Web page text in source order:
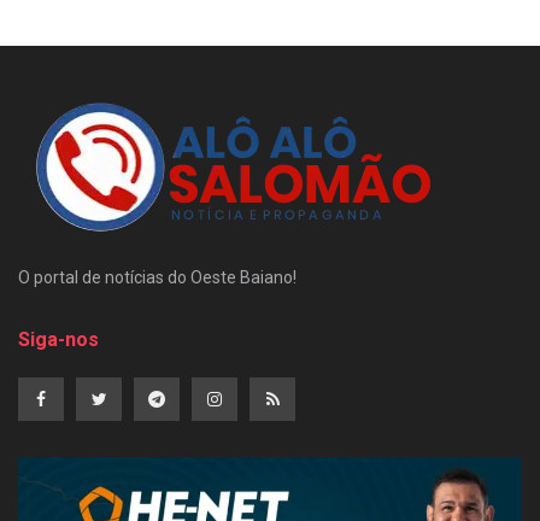
O portal de notícias do Oeste Baiano!
Siga-nos